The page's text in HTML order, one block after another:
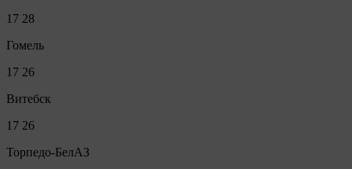
17 28
Гомель
17 26
Витебск
17 26
Торпедо-БелАЗ